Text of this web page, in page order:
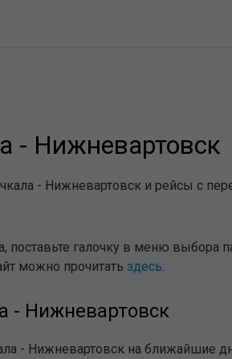
- Нижневартовск
- Нижневартовск и рейсы с
поставьте галочку в меню выбора
можно прочитать здесь.
- Нижневартовск
- Нижневартовск на ближайшие